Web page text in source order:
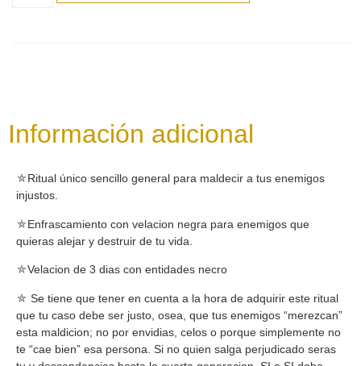
Información adicional
⛤Ritual único sencillo general para maldecir a tus enemigos
injustos.
⛤Enfrascamiento con velacion negra para enemigos que
quieras alejar y destruir de tu vida.
⛤Velacion de 3 dias con entidades necro
⛤ Se tiene que tener en cuenta a la hora de adquirir este ritual
que tu caso debe ser justo, osea, que tus enemigos “merezcan”
esta maldicion; no por envidias, celos o porque simplemente no
te “cae bien” esa persona. Si no quien salga perjudicado seras